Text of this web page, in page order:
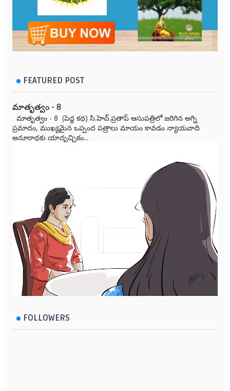
FEATURED POST
మాతృత్వం - 8
మాతృత్వం - 8 (పెద్ద కథ) సి.హెచ్.ప్రతాప్ ఆసుపత్రిలో జరిగిన అగ్ని
ప్రమాదం, ముఖ్యమైన ఒప్పంద పత్రాలు మాయం కావడం న్యాయవాది
అనూరాధకు యాదృచ్ఛికం...
FOLLOWERS